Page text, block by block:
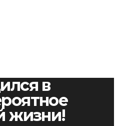
в
жизни!